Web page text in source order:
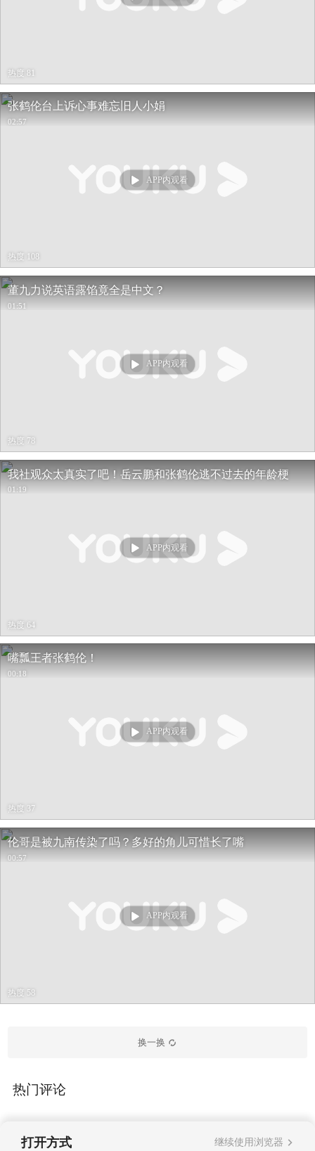
热度 81
张鹤伦台上诉心事难忘旧人小娟
02:57
APP内观看
热度 108
董九力说英语露馅竟全是中文？
01:51
APP内观看
热度 78
我社观众太真实了吧！岳云鹏和张鹤伦逃不过去的年龄梗
01:19
APP内观看
热度 64
嘴瓢王者张鹤伦！
00:18
APP内观看
热度 37
伦哥是被九南传染了吗？多好的角儿可惜长了嘴
00:57
APP内观看
热度 58
换一换
热门评论
打开方式 继续使用浏览器